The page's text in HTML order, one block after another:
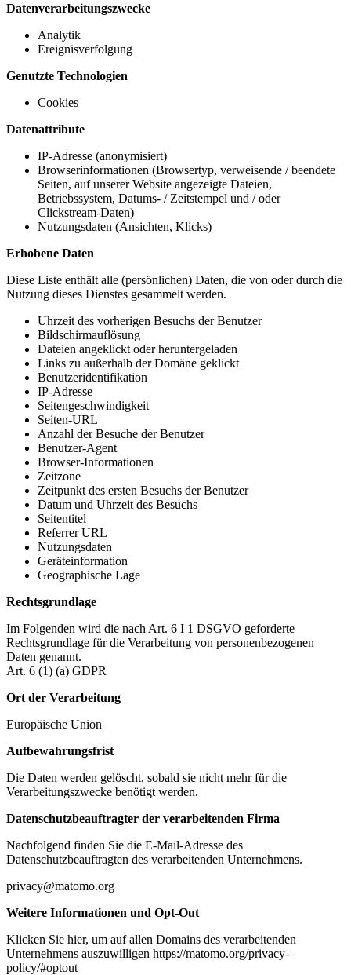
Datenverarbeitungszwecke
Analytik
Ereignisverfolgung
Genutzte Technologien
Cookies
Datenattribute
IP-Adresse (anonymisiert)
Browserinformationen (Browsertyp, verweisende / beendete
Seiten, auf unserer Website angezeigte Dateien,
Betriebssystem, Datums- / Zeitstempel und / oder
Clickstream-Daten)
Nutzungsdaten (Ansichten, Klicks)
Erhobene Daten
Diese Liste enthält alle (persönlichen) Daten, die von oder durch die
Nutzung dieses Dienstes gesammelt werden.
Uhrzeit des vorherigen Besuchs der Benutzer
Bildschirmauflösung
Dateien angeklickt oder heruntergeladen
Links zu außerhalb der Domäne geklickt
Benutzeridentifikation
IP-Adresse
Seitengeschwindigkeit
Seiten-URL
Anzahl der Besuche der Benutzer
Benutzer-Agent
Browser-Informationen
Zeitzone
Zeitpunkt des ersten Besuchs der Benutzer
Datum und Uhrzeit des Besuchs
Seitentitel
Referrer URL
Nutzungsdaten
Geräteinformation
Geographische Lage
Rechtsgrundlage
Im Folgenden wird die nach Art. 6 I 1 DSGVO geforderte
Rechtsgrundlage für die Verarbeitung von personenbezogenen
Daten genannt.
Art. 6 (1) (a) GDPR
Ort der Verarbeitung
Europäische Union
Aufbewahrungsfrist
Die Daten werden gelöscht, sobald sie nicht mehr für die
Verarbeitungszwecke benötigt werden.
Datenschutzbeauftragter der verarbeitenden Firma
Nachfolgend finden Sie die E-Mail-Adresse des
Datenschutzbeauftragten des verarbeitenden Unternehmens.
privacy@matomo.org
Weitere Informationen und Opt-Out
Klicken Sie hier, um auf allen Domains des verarbeitenden
Unternehmens auszuwilligen https://matomo.org/privacy-
policy/#optout